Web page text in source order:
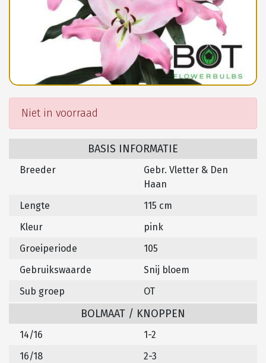
Niet in voorraad
BASIS INFORMATIE
Breeder
Gebr. Vletter & Den
Haan
Lengte
115 cm
Kleur
pink
Groeiperiode
105
Gebruikswaarde
Snij bloem
Sub groep
OT
BOLMAAT / KNOPPEN
14/16
1-2
16/18
2-3